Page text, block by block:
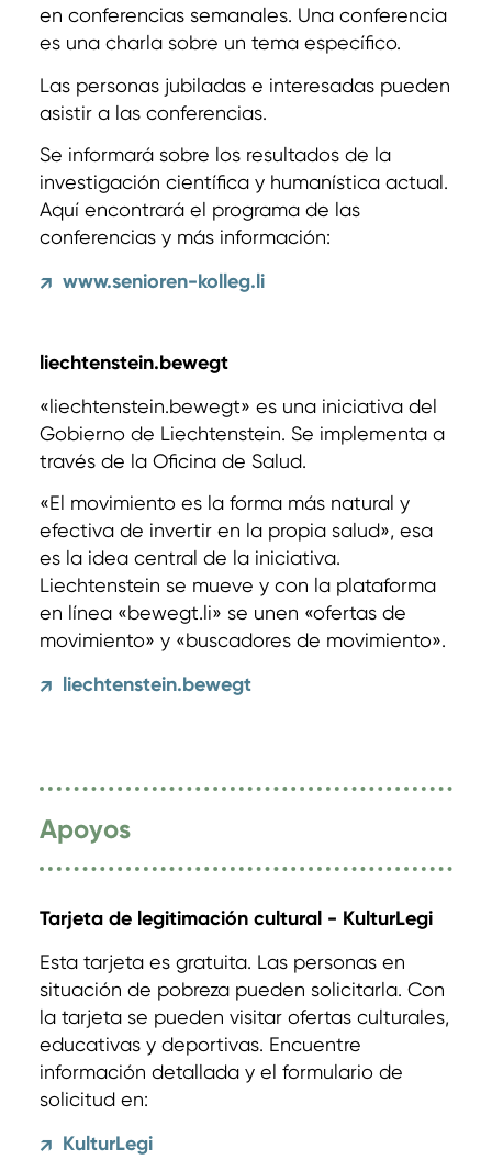
en conferencias semanales. Una conferencia
es una charla sobre un tema específico.
Las personas jubiladas e interesadas pueden
asistir a las conferencias.
Se informará sobre los resultados de la
investigación científica y humanística actual.
Aquí encontrará el programa de las
conferencias y más información:
↗ www.senioren-kolleg.li
liechtenstein.bewegt
«liechtenstein.bewegt» es una iniciativa del
Gobierno de Liechtenstein. Se implementa a
través de la Oficina de Salud.
«El movimiento es la forma más natural y
efectiva de invertir en la propia salud», esa
es la idea central de la iniciativa.
Liechtenstein se mueve y con la plataforma
en línea «bewegt.li» se unen «ofertas de
movimiento» y «buscadores de movimiento».
↗ liechtenstein.bewegt
Apoyos
Tarjeta de legitimación cultural - KulturLegi
Esta tarjeta es gratuita. Las personas en
situación de pobreza pueden solicitarla. Con
la tarjeta se pueden visitar ofertas culturales,
educativas y deportivas. Encuentre
información detallada y el formulario de
solicitud en:
↗ KulturLegi